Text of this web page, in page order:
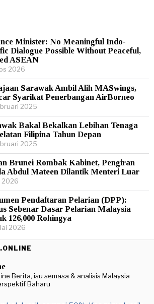
Minister: No Meaningful Indo-
Dialogue Possible Without Peaceful,
ASEAN
2026
Sarawak Ambil Alih MASwings,
Syarikat Penerbangan AirBorneo
2025
Bakal Bekalkan Lebihan Tenaga
Filipina Tahun Depan
2025
Brunei Rombak Kabinet, Pengiran
Abdul Mateen Dilantik Menteri Luar
2026
Pendaftaran Pelarian (DPP):
Sebenar Dasar Pelarian Malaysia
126,000 Rohingya
2026
Berita, isu semasa & analisis Malaysia
Baharu